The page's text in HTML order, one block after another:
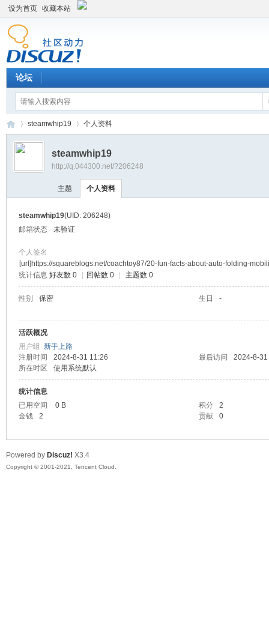
设为首页 收藏本站
论坛
›
steamwhip19 个人资料
steamwhip19
http://q.044300.net/?206248
主题 个人资料
steamwhip19(UID: 206248)
邮箱状态
未验证
个人签名
[url]https://squareblogs.net/coachtoy87/20-fun-facts-about-auto-folding-
统计信息 好友数 0 回帖数 0 主题数 0
性别 保密 生日 -
活跃概况
用户组 新手上路
注册时间
2024-8-31 11:26 最后访问
2024-8-
所在时区
使用系统默认
统计信息
已用空间
0 B 积分
2
金钱
2 贡献 0
Powered by Discuz! X3.4
Copyright © 2001-2021, Tencent Cloud.